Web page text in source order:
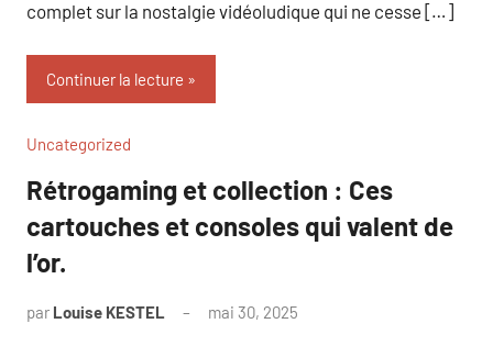
complet sur la nostalgie vidéoludique qui ne cesse […]
Continuer la lecture
Uncategorized
Rétrogaming et collection : Ces
cartouches et consoles qui valent de
l’or.
par Louise KESTEL mai 30, 2025